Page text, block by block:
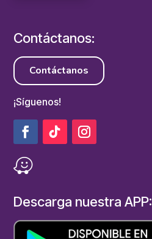
Contáctanos:
Contáctanos
¡Síguenos!
Descarga nuestra APP: